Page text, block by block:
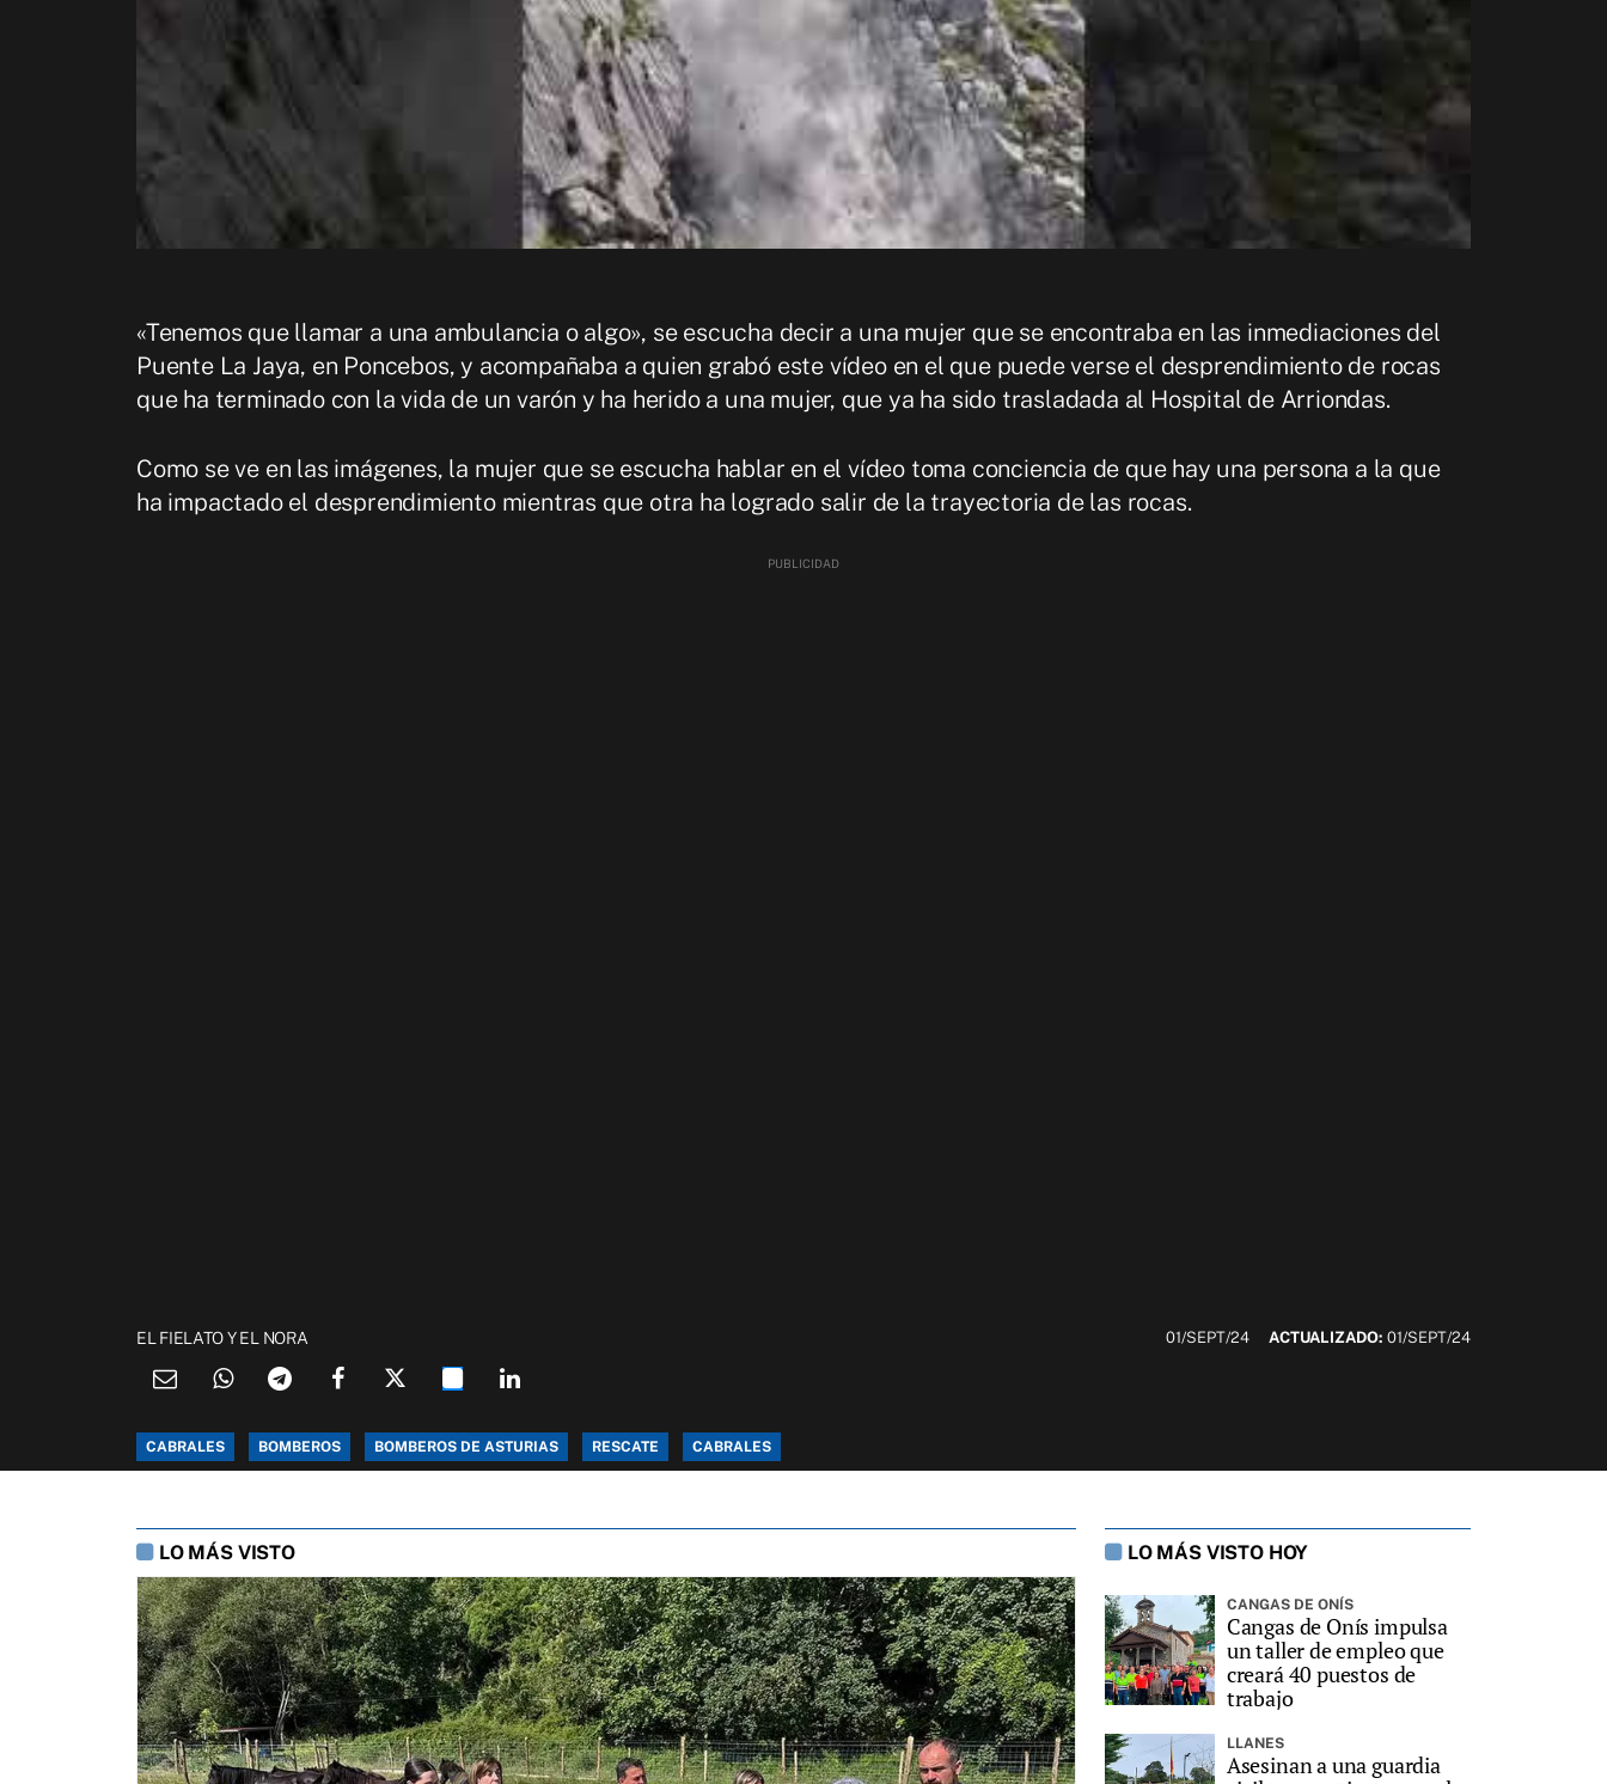
«Tenemos que llamar a una ambulancia o algo», se escucha decir a una mujer que se encontraba en las inmediaciones del
Puente La Jaya, en Poncebos, y acompañaba a quien grabó este vídeo en el que puede verse el desprendimiento de rocas
que ha terminado con la vida de un varón y ha herido a una mujer, que ya ha sido trasladada al Hospital de Arriondas.
Como se ve en las imágenes, la mujer que se escucha hablar en el vídeo toma conciencia de que hay una persona a la que
ha impactado el desprendimiento mientras que otra ha logrado salir de la trayectoria de las rocas.
EL FIELATO Y EL NORA 01/SEPT/24 ACTUALIZADO: 01/SEPT/24
CABRALES BOMBEROS BOMBEROS DE ASTURIAS RESCATE CABRALES
LO MÁS VISTO LO MÁS VISTO HOY
CANGAS DE ONÍS
Cangas de Onís impulsa
un taller de empleo que
creará 40 puestos de
trabajo
LLANES
Asesinan a una guardia